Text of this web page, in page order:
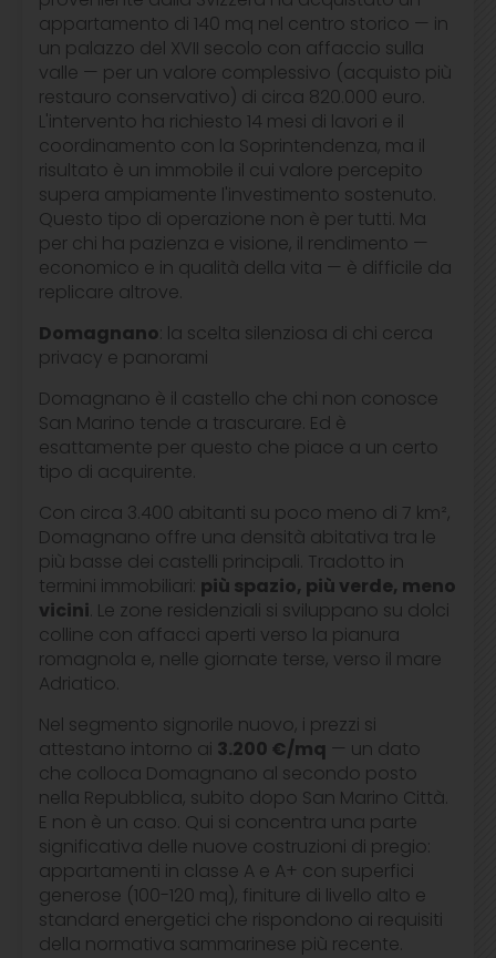
appartamento di 140 mq nel centro storico — in
un palazzo del XVII secolo con affaccio sulla
valle — per un valore complessivo (acquisto più
restauro conservativo) di circa 820.000 euro.
L'intervento ha richiesto 14 mesi di lavori e il
coordinamento con la Soprintendenza, ma il
risultato è un immobile il cui valore percepito
supera ampiamente l'investimento sostenuto.
Questo tipo di operazione non è per tutti. Ma
per chi ha pazienza e visione, il rendimento —
economico e in qualità della vita — è difficile da
replicare altrove.
Domagnano: la scelta silenziosa di chi cerca
privacy e panorami
Domagnano è il castello che chi non conosce
San Marino tende a trascurare. Ed è
esattamente per questo che piace a un certo
tipo di acquirente.
Con circa 3.400 abitanti su poco meno di 7 km²,
Domagnano offre una densità abitativa tra le
più basse dei castelli principali. Tradotto in
termini immobiliari: più spazio, più verde, meno
vicini. Le zone residenziali si sviluppano su dolci
colline con affacci aperti verso la pianura
romagnola e, nelle giornate terse, verso il mare
Adriatico.
Nel segmento signorile nuovo, i prezzi si
attestano intorno ai 3.200 €/mq — un dato
che colloca Domagnano al secondo posto
nella Repubblica, subito dopo San Marino Città.
E non è un caso. Qui si concentra una parte
significativa delle nuove costruzioni di pregio:
appartamenti in classe A e A+ con superfici
generose (100-120 mq), finiture di livello alto e
standard energetici che rispondono ai requisiti
della normativa sammarinese più recente.